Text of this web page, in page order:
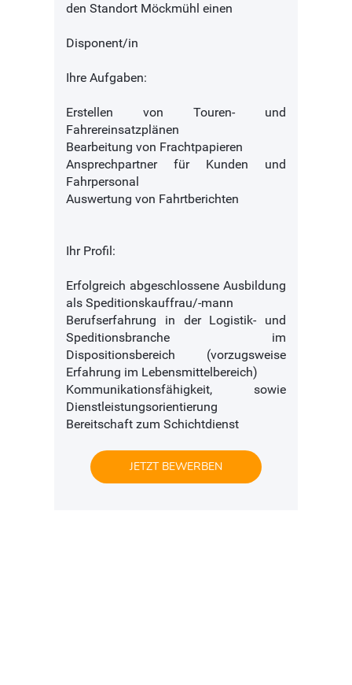
den Standort Möckmühl einen
Disponent/in
Ihre Aufgaben:
Erstellen von Touren- und
Fahrereinsatzplänen
Bearbeitung von Frachtpapieren
Ansprechpartner für Kunden und
Fahrpersonal
Auswertung von Fahrtberichten
Ihr Profil:
Erfolgreich abgeschlossene Ausbildung
als Speditionskauffrau/-mann
Berufserfahrung in der Logistik- und
Speditionsbranche im
Dispositionsbereich (vorzugsweise
Erfahrung im Lebensmittelbereich)
Kommunikationsfähigkeit, sowie
Dienstleistungsorientierung
Bereitschaft zum Schichtdienst
JETZT BEWERBEN